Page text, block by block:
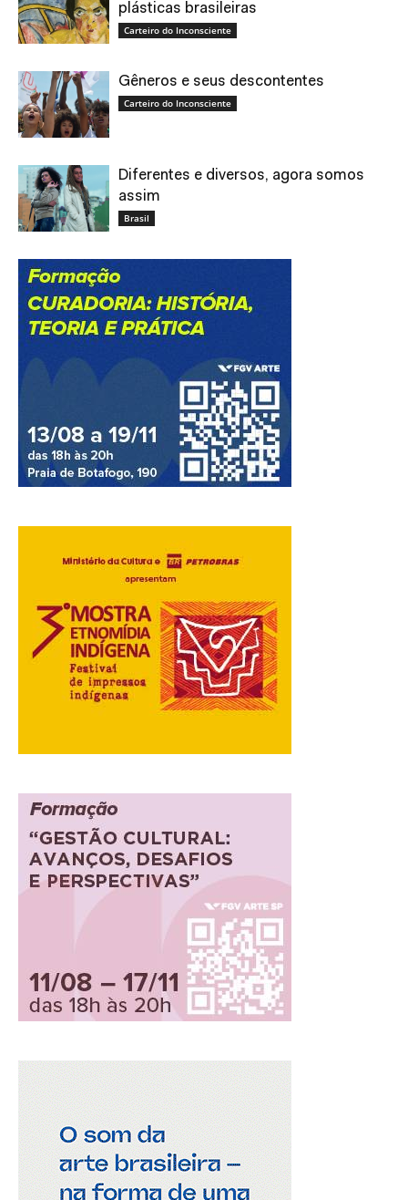
plásticas brasileiras
Carteiro do Inconsciente
Gêneros e seus descontentes
Carteiro do Inconsciente
Diferentes e diversos, agora somos
assim
Brasil